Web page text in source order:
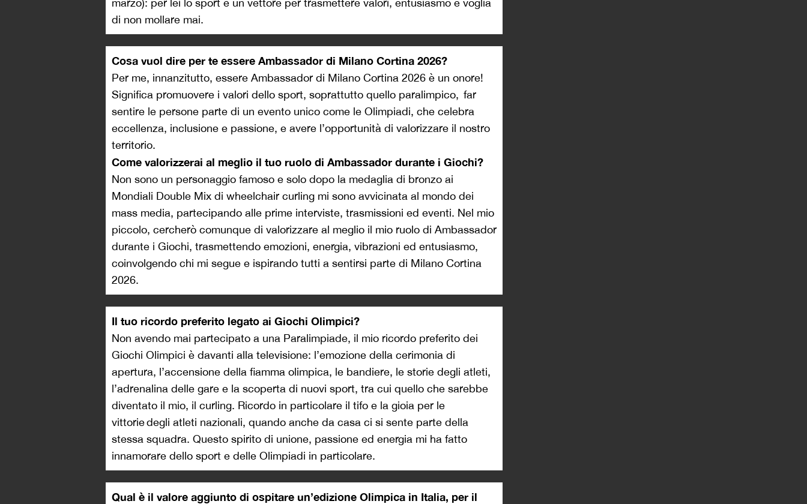
marzo): per lei lo sport è un vettore per trasmettere valori, entusiasmo e voglia
di non mollare mai.
Cosa vuol dire per te essere Ambassador di Milano Cortina 2026?
Per me, innanzitutto, essere Ambassador di Milano Cortina 2026 è un onore!
Significa promuovere i valori dello sport, soprattutto quello paralimpico, far
sentire le persone parte di un evento unico come le Olimpiadi, che celebra
eccellenza, inclusione e passione, e avere l’opportunità di valorizzare il nostro
territorio.
Come valorizzerai al meglio il tuo ruolo di Ambassador durante i Giochi?
Non sono un personaggio famoso e solo dopo la medaglia di bronzo ai
Mondiali Double Mix di wheelchair curling mi sono avvicinata al mondo dei
mass media, partecipando alle prime interviste, trasmissioni ed eventi. Nel mio
piccolo, cercherò comunque di valorizzare al meglio il mio ruolo di Ambassador
durante i Giochi, trasmettendo emozioni, energia, vibrazioni ed entusiasmo,
coinvolgendo chi mi segue e ispirando tutti a sentirsi parte di Milano Cortina
2026.
Il tuo ricordo preferito legato ai Giochi Olimpici?
Non avendo mai partecipato a una Paralimpiade, il mio ricordo preferito dei
Giochi Olimpici è davanti alla televisione: l’emozione della cerimonia di
apertura, l’accensione della fiamma olimpica, le bandiere, le storie degli atleti,
l’adrenalina delle gare e la scoperta di nuovi sport, tra cui quello che sarebbe
diventato il mio, il curling. Ricordo in particolare il tifo e la gioia per le
vittorie degli atleti nazionali, quando anche da casa ci si sente parte della
stessa squadra. Questo spirito di unione, passione ed energia mi ha fatto
innamorare dello sport e delle Olimpiadi in particolare.
Qual è il valore aggiunto di ospitare un’edizione Olimpica in Italia, per il